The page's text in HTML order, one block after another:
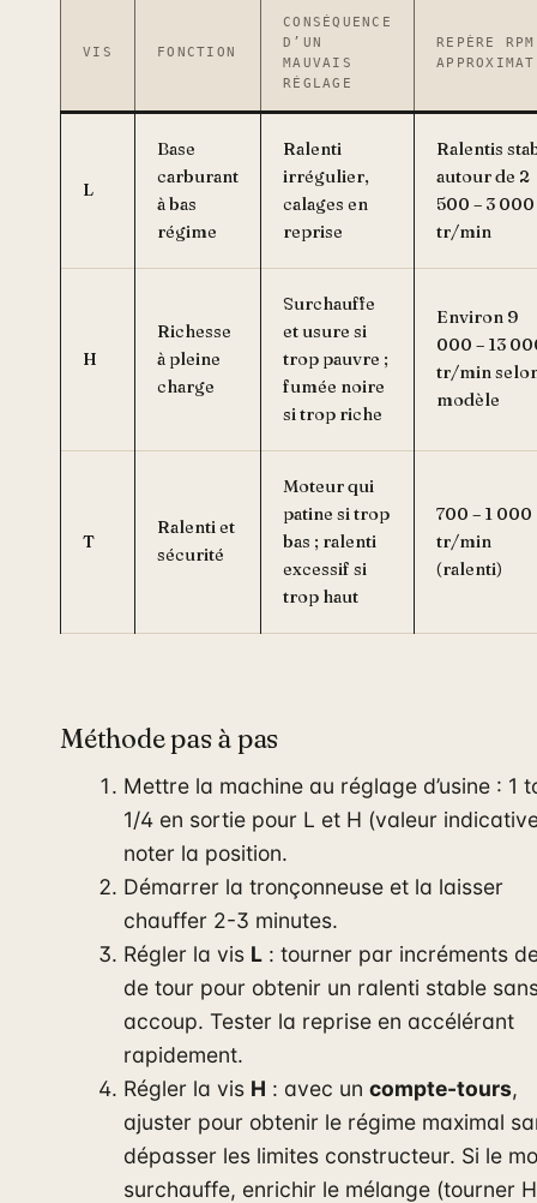
VIS FONCTION
CONSÉQUENCE
D’UN
MAUVAIS
RÉGLAGE
REPÈRE RPM
L
Base
carburant
à bas
régime
Ralenti
irrégulier,
calages en
reprise
Ralentis
autour de 2
500 – 3 000
tr/min
H
Richesse
à pleine
charge
Surchauffe
et usure si
trop pauvre ;
fumée noire
si trop riche
Environ 9
000 – 13
tr/min
modèle
T
Ralenti et
sécurité
Moteur qui
patine si trop
bas ; ralenti
excessif si
trop haut
700 – 1 000
tr/min
(ralenti)
Méthode pas à pas
Mettre la machine au réglage d’usine : 1
1/4 en sortie pour L et H (valeur
noter la position.
Démarrer la tronçonneuse et la laisser
chauffer 2-3 minutes.
Régler la vis L: tourner par incréments
de tour pour obtenir un ralenti stable
accoup. Tester la reprise en accélérant
rapidement.
Régler la vis H : avec un compte-tours,
ajuster pour obtenir le régime maximal
dépasser les limites constructeur. Si le
surchauffe, enrichir le mélange (tourner H